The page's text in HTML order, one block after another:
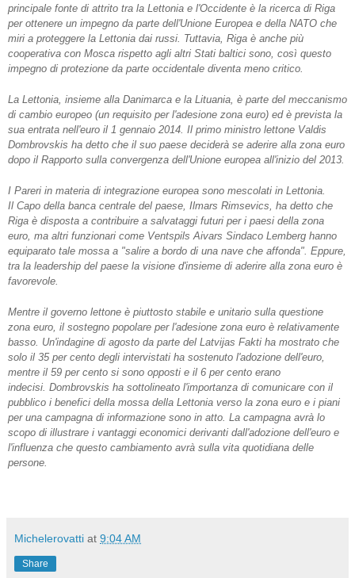
principale fonte di attrito tra la Lettonia e l'Occidente è la ricerca di Riga
per ottenere un impegno da parte dell'Unione Europea e della NATO che
miri a proteggere la Lettonia dai russi. Tuttavia, Riga è anche più
cooperativa con Mosca rispetto agli altri Stati baltici sono, così questo
impegno di protezione da parte occidentale diventa meno critico.
La Lettonia, insieme alla Danimarca e la Lituania, è parte del meccanismo
di cambio europeo (un requisito per l'adesione zona euro) ed è prevista la
sua entrata nell'euro il 1 gennaio 2014. Il primo ministro lettone Valdis
Dombrovskis ha detto che il suo paese deciderà se aderire alla zona euro
dopo il Rapporto sulla convergenza dell'Unione europea all'inizio del 2013.
I Pareri in materia di integrazione europea sono mescolati in Lettonia.
Il Capo della banca centrale del paese, Ilmars Rimsevics, ha detto che
Riga è disposta a contribuire a salvataggi futuri per i paesi della zona
euro, ma altri funzionari come Ventspils Aivars Sindaco Lemberg hanno
equiparato tale mossa a "salire a bordo di una nave che affonda". Eppure,
tra la leadership del paese la visione d'insieme di aderire alla zona euro è
favorevole.
Mentre il governo lettone è piuttosto stabile e unitario sulla questione
zona euro, il sostegno popolare per l'adesione zona euro è relativamente
basso. Un'indagine di agosto da parte del Latvijas Fakti ha mostrato che
solo il 35 per cento degli intervistati ha sostenuto l'adozione dell'euro,
mentre il 59 per cento si sono opposti e il 6 per cento erano
indecisi. Dombrovskis ha sottolineato l'importanza di comunicare con il
pubblico i benefici della mossa della Lettonia verso la zona euro e i piani
per una campagna di informazione sono in atto. La campagna avrà lo
scopo di illustrare i vantaggi economici derivanti dall'adozione dell'euro e
l'influenza che questo cambiamento avrà sulla vita quotidiana delle
persone.
Michelerovatti at 9:04 AM
Share